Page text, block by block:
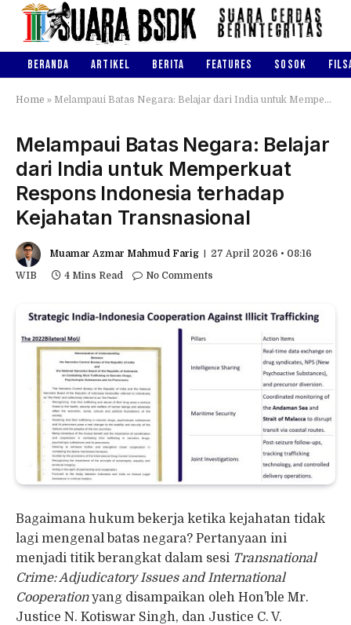
BERANDA ARTIKEL BERITA FEATURES SOSOK
Home » Melampaui Batas Negara: Belajar dari India untuk Memperkuat Respons Indonesia terhadap Kejahatan Transnasional
Melampaui Batas Negara: Belajar
dari India untuk Memperkuat
Respons Indonesia terhadap
Kejahatan Transnasional
Muamar Azmar Mahmud Farig
27 April 2026 • 08:16
WIB
4 Mins Read No Comments
Bagaimana hukum bekerja ketika kejahatan tidak
lagi mengenal batas negara? Pertanyaan ini
menjadi titik berangkat dalam sesi Transnational
Crime: Adjudicatory Issues and International
Cooperationyang disampaikan oleh Hon’ble Mr.
Justice N. Kotiswar Singh, dan Justice C. V.